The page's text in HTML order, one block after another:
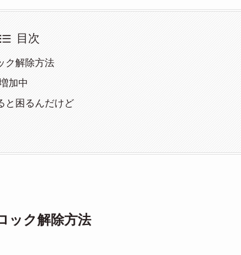
目次
ク解除方法
加中
と困るんだけど
ック解除方法